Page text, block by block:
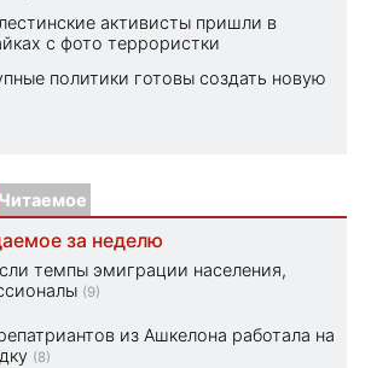
активисты пришли в
с фото террористки
политики готовы создать новую
Читаемое
за неделю
темпы эмиграции населения,
(9)
из Ашкелона работала на
(8)